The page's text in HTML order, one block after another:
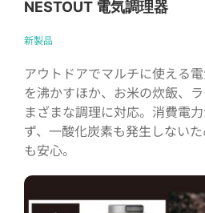
NESTOUT 電気調理器
新製品
アウトドアでマルチに使える
を沸かすほか、お米の炊飯、
まざまな調理に対応。消費電
ず、一酸化炭素も発生しない
も安心。